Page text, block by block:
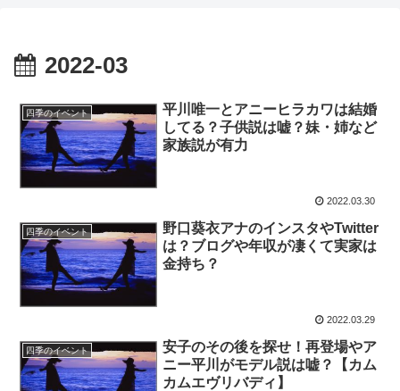
2022-03
四季のイベント
平川唯一とアニーヒラカワは結婚
してる？子供説は嘘？妹・姉など
家族説が有力
2022.03.30
四季のイベント
野口葵衣アナのインスタやTwitter
は？ブログや年収が凄くて実家は
金持ち？
2022.03.29
四季のイベント
安子のその後を探せ！再登場やア
ニー平川がモデル説は嘘？【カム
カムエヴリバディ】